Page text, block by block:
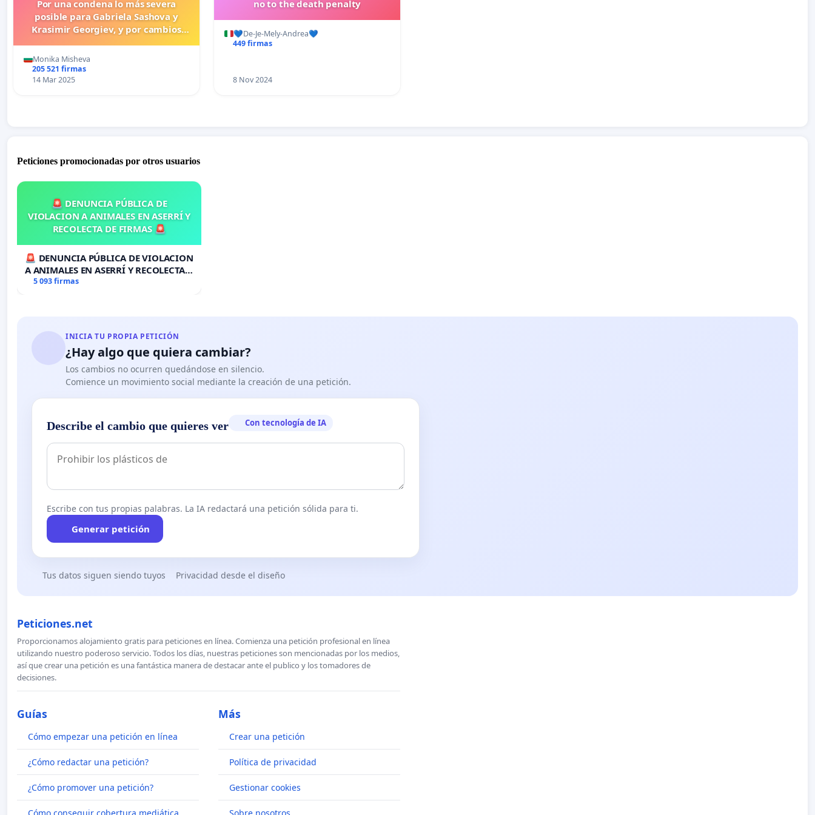
Por una condena lo más severa
posible para Gabriela Sashova y
Krasimir Georgiev, y por cambios
más duras para los crímenes
cometidos contra los animales.
Monika Misheva
205 521 firmas
14 Mar 2025
no to the death penalty
💙De-Je-Mely-Andrea💙
449 firmas
8 Nov 2024
Peticiones promocionadas por otros usuarios
🚨 DENUNCIA PÚBLICA DE
VIOLACION A ANIMALES EN ASERRÍ Y
RECOLECTA DE FIRMAS 🚨
🚨 DENUNCIA PÚBLICA DE VIOLACION
A ANIMALES EN ASERRÍ Y RECOLECTA
DE FIRMAS 🚨
5 093 firmas
INICIA TU PROPIA PETICIÓN
¿Hay algo que quiera cambiar?
Los cambios no ocurren quedándose en silencio.
Comience un movimiento social mediante la creación de una petición.
Describe el cambio que quieres ver Con tecnología de IA
Escribe con tus propias palabras. La IA redactará una petición sólida para ti.
Generar petición
Tus datos siguen siendo tuyos Privacidad desde el diseño
Peticiones.net
Proporcionamos alojamiento gratis para peticiones en línea. Comienza una petición profesional en línea
utilizando nuestro poderoso servicio. Todos los días, nuestras peticiones son mencionadas por los medios,
así que crear una petición es una fantástica manera de destacar ante el publico y los tomadores de
decisiones.
Guías
Cómo empezar una petición en línea
¿Cómo redactar una petición?
¿Cómo promover una petición?
Más
Crear una petición
Política de privacidad
Gestionar cookies